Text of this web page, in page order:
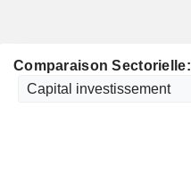
Comparaison Sectorielle: